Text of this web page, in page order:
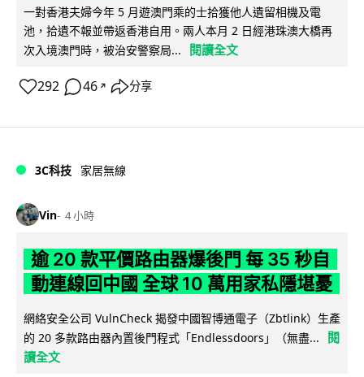
一對香港夫婦今年 5 月遊澳門乘的士拾獲他人遺留相機及電
池，拾遺不報並帶返香港自用。兩人本月 2 日經港珠澳大橋再
次入境澳門時，被治安警察局...
閱讀全文
292 46 ↗ 分享
3C科技 家居無線
Vin 4 小時
逾 20 款平價路由器爆後門 每 35 秒自
動連線回中國 全球 10 萬用家私隱堪憂
網絡安全公司 VulnCheck 揭發中國智博通電子（Zbtlink）生產
的 20 多款路由器內置後門程式「Endlessdoors」（無盡...
閱
讀全文